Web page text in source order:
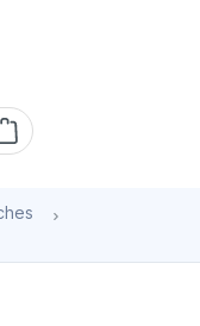
Warenkorb enthält 0